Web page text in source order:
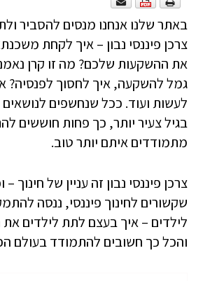
באתר שלנו אנחנו מנסים להסביר
צרכן פיננסי נבון – איך לקחת
את ההשקעות שלכם? מה זו קרן
גמל להשקעה, איך לחסוך לפנסיה?
לעשות ועוד. ככל שנחשפים לנושאים
בגיל צעיר יותר, כך פחות חוששים
מתמודדים איתם יותר טוב.
צרכן פיננסי נבון זה עניין של חינוך
שקשורים לחינוך פיננסי, ננסה
לילדים – איך בעצם לתת לילדים את
והכל כך חשובים להתמודד בעולם